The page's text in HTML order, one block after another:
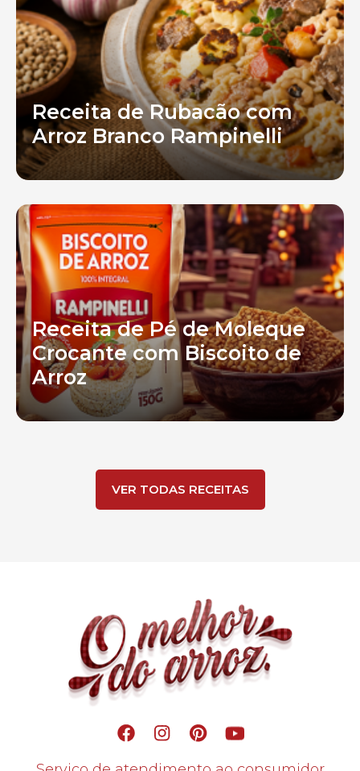
Receita de Rubacão com
Arroz Branco Rampinelli
Receita de Pé de Moleque
Crocante com Biscoito de
Arroz
VER TODAS RECEITAS